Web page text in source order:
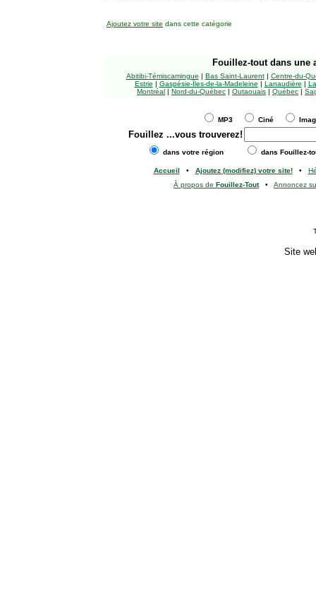
Ajoutez votre site dans cette catégorie
Fouillez-tout dans une
Abitibi-Témiscamingue | Bas Saint-Laurent| Centre-du-
Estrie | Gaspésie-Îles-de-la-Madeleine | Lanaudière |
Montréal | Nord-du-Québec | Outaouais | Québec |
MP3 Ciné
Fouillez ...vous trouverez!
dans votre région dans Fouillez-
Accueil • Ajoutez (modifiez) votre site!•
À propos de Fouillez-Tout• Annoncez
Site